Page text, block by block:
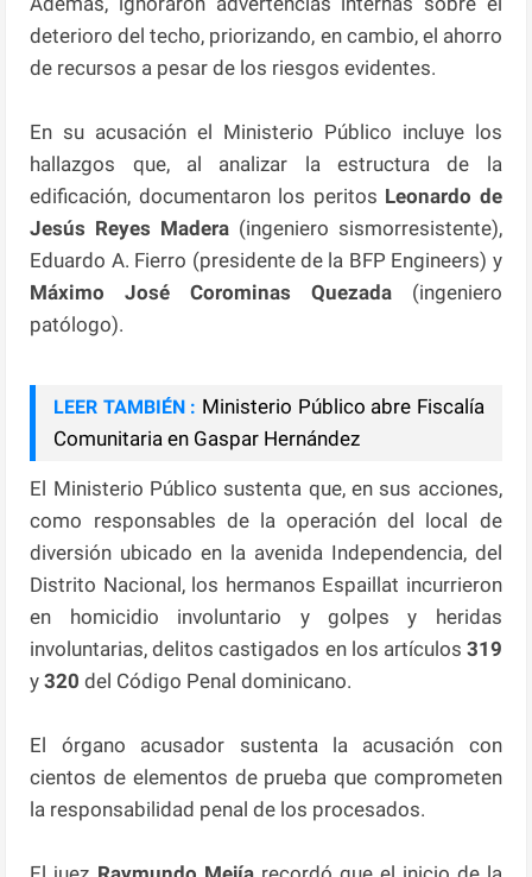
deterioro del techo, priorizando, en cambio, el ahorro
de recursos a pesar de los riesgos evidentes.
En su acusación el Ministerio Público incluye los
hallazgos que, al analizar la estructura de la
edificación, documentaron los peritos Leonardo de
Jesús Reyes Madera (ingeniero sismorresistente),
Eduardo A. Fierro (presidente de la BFP Engineers) y
Máximo José Corominas Quezada(ingeniero
patólogo).
LEER TAMBIÉN : Ministerio Público abre Fiscalía
Comunitaria en Gaspar Hernández
El Ministerio Público sustenta que, en sus acciones,
como responsables de la operación del local de
diversión ubicado en la avenida Independencia, del
Distrito Nacional, los hermanos Espaillat incurrieron
en homicidio involuntario y golpes y heridas
involuntarias, delitos castigados en los artículos 319
y320 del Código Penal dominicano.
El órgano acusador sustenta la acusación con
cientos de elementos de prueba que comprometen
la responsabilidad penal de los procesados.